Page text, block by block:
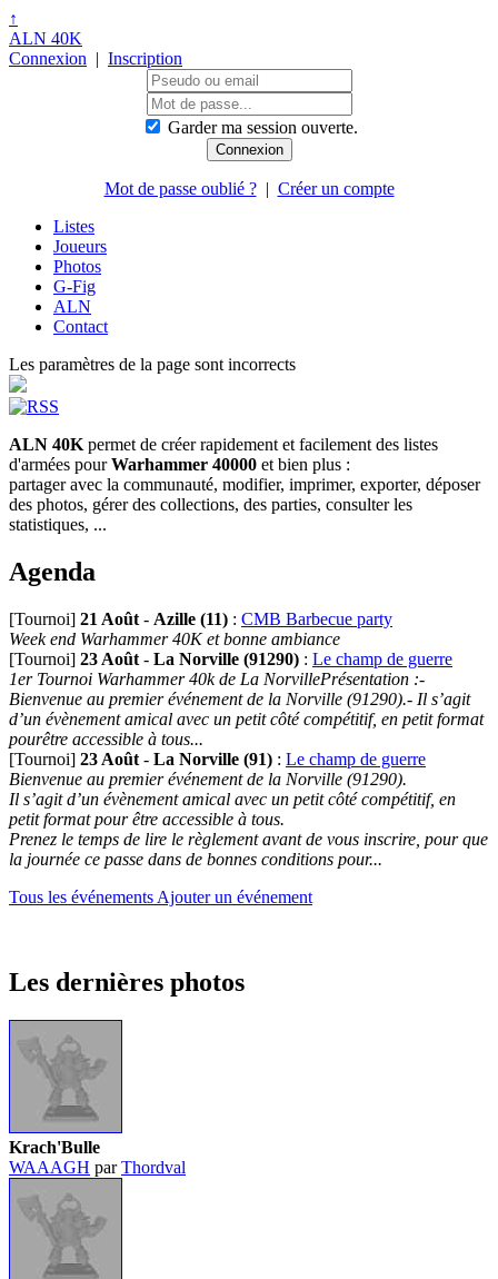
↑
ALN 40K
Connexion | Inscription
Garder ma session ouverte.
Mot de passe oublié ?| Créer un compte
Listes
Joueurs
Photos
G-Fig
ALN
Contact
Les paramètres de la page sont incorrects
ALN 40K permet de créer rapidement et facilement des listes
d'armées pourWarhammer 40000 et bien plus :
partager avec la communauté, modifier, imprimer, exporter, déposer
des photos, gérer des collections, des parties, consulter les
statistiques, ...
Agenda
[Tournoi] 21 Août - Azille (11) : CMB Barbecue party
Week end Warhammer 40K et bonne ambiance
[Tournoi] 23 Août - La Norville (91290) : Le champ de guerre
1er Tournoi Warhammer 40k de La NorvillePrésentation :-
Bienvenue au premier événement de la Norville (91290).- Il s’agit
d’un évènement amical avec un petit côté compétitif, en petit format
pourêtre accessible à tous...
[Tournoi] 23 Août - La Norville (91) : Le champ de guerre
Bienvenue au premier événement de la Norville (91290).
Il s’agit d’un évènement amical avec un petit côté compétitif, en
petit format pour être accessible à tous.
Prenez le temps de lire le règlement avant de vous inscrire, pour que
la journée ce passe dans de bonnes conditions pour...
Tous les événements Ajouter un événement
Les dernières photos
Krach'Bulle
WAAAGH parThordval